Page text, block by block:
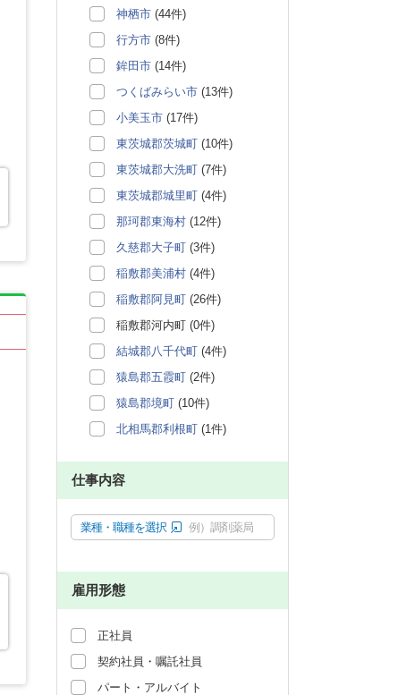
神栖市 (44件)
行方市 (8件)
鉾田市 (14件)
つくばみらい市 (13件)
小美玉市 (17件)
東茨城郡茨城町 (10件)
東茨城郡大洗町 (7件)
東茨城郡城里町 (4件)
那珂郡東海村 (12件)
久慈郡大子町 (3件)
稲敷郡美浦村 (4件)
稲敷郡阿見町 (26件)
稲敷郡河内町 (0件)
結城郡八千代町 (4件)
猿島郡五霞町 (2件)
猿島郡境町 (10件)
北相馬郡利根町 (1件)
仕事内容
業種・職種を選択 例）調剤薬局
雇用形態
正社員
契約社員・嘱託社員
パート・アルバイト